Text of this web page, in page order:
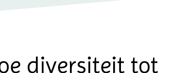
diversiteit tot